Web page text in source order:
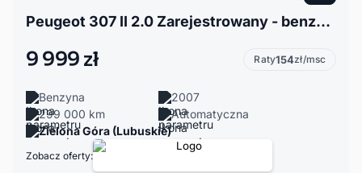
Peugeot 307 II 2.0 Zarejestrowany - benzyna - automat - - 140 KM
9 999 zł Raty154zł/msc
Benzyna
2007
299 000 km
Automatyczna
Zielona Góra (Lubuskie)
Zobacz oferty: